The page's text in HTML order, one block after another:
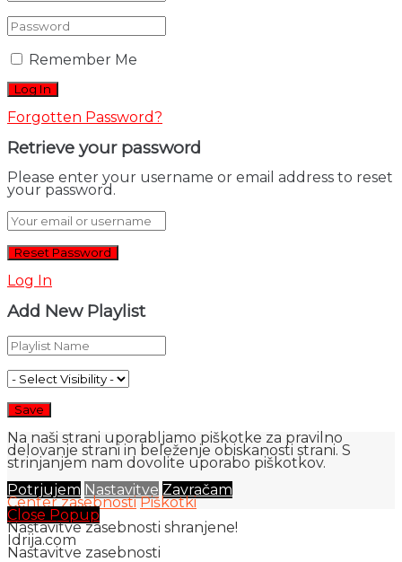
Remember Me
Forgotten Password?
Retrieve your password
Please enter your username or email address to reset
your password.
Log In
Add New Playlist
Na naši strani uporabljamo piškotke za pravilno
delovanje strani in beleženje obiskanosti strani. S
strinjanjem nam dovolite uporabo piškotkov.
Potrjujem Nastavitve Zavračam
Center zasebnosti Piškotki
Close Popup
Nastavitve zasebnosti shranjene!
Idrija.com
Nastavitve zasebnosti